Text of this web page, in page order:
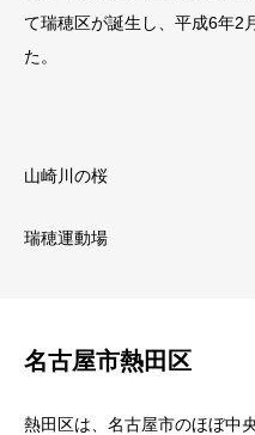
て瑞穂区が誕生し、平成6年2
た。
山崎川の桜
瑞穂運動場
名古屋市熱田区
熱田区は、名古屋市のほぼ中